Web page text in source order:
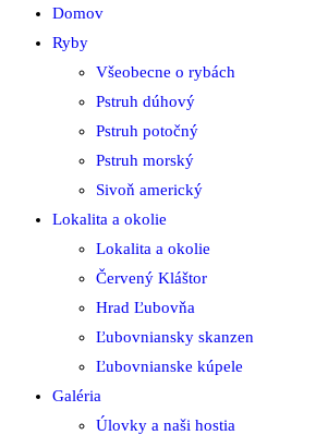
Domov
Ryby
Všeobecne o rybách
Pstruh dúhový
Pstruh potočný
Pstruh morský
Sivoň americký
Lokalita a okolie
Lokalita a okolie
Červený Kláštor
Hrad Ľubovňa
Ľubovniansky skanzen
Ľubovnianske kúpele
Galéria
Úlovky a naši hostia